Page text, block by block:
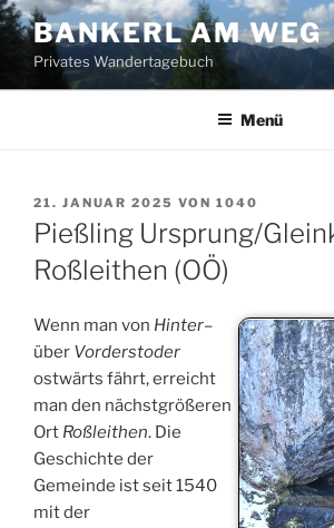
Zum
Inhalt
springen
BANKERL AM WEG
Privates Wandertagebuch
Menü
VERÖFFENTLICHT
AM
21. JANUAR 2025 VON 1040
Pießling Ursprung/
Roßleithen (OÖ)
Wenn man von Hinter–
über Vorderstoder
ostwärts fährt, erreicht
man den nächstgrößeren
Ort Roßleithen. Die
Geschichte der
Gemeinde ist seit 1540
mit der